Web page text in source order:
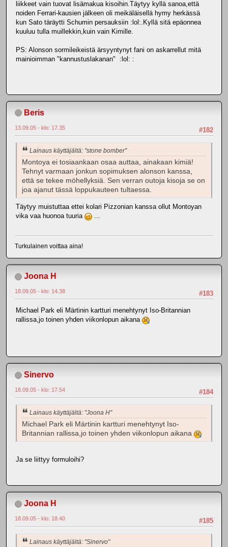
liikkeet vain tuovat lisämakua kisoihin.Täytyy kyllä sanoa,että
noiden Ferrari-kausien jälkeen oli meikäläisellä hymy herkässä
kun Sato täräytti Schumin persauksiin :lol:.Kyllä sitä epäonnea
kuuluu tulla muillekkin,kuin vain Kimille.
PS: Alonson sormileikeistä ärsyyntynyt fani on askarrellut mitä
mainioimman "kannustuslakanan" :lol: :
Beris
#182
13.09.05 - klo: 17.35
Lainaus käyttäjältä: "stone bomber"
Montoya ei tosiaankaan osaa auttaa, ainakaan kimiä!
Tehnyt varmaan jonkun sopimuksen alonson kanssa,
että se tekee möhellyksiä. Sen verran outoja kisoja se on
joa ajanut tässä loppukauteen tultaessa.
Täytyy muistuttaa ettei kolari Pizzonian kanssa ollut Montoyan
vika vaa huonoa tuuria
Turkulainen voittaa aina!
Joona H
#183
18.09.05 - klo: 14.38
Michael Park eli Märtinin kartturi menehtynyt Iso-Britannian
rallissa,jo toinen yhden viikonlopun aikana
Sinervo
#184
18.09.05 - klo: 17.54
Lainaus käyttäjältä: "Joona H"
Michael Park eli Märtinin kartturi menehtynyt Iso-
Britannian rallissa,jo toinen yhden viikonlopun aikana
Ja se liittyy formuloihi?
Joona H
#185
18.09.05 - klo: 18.40
Lainaus käyttäjältä: "Sinervo"